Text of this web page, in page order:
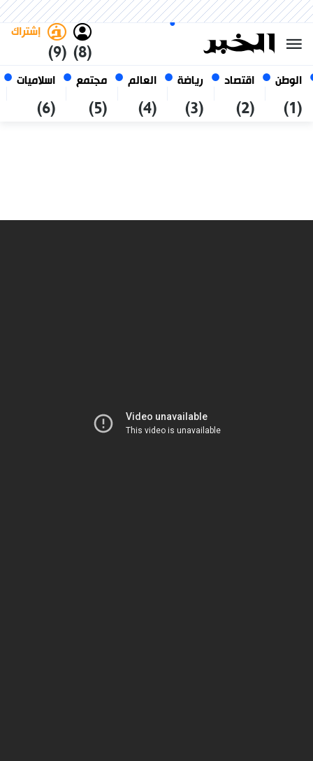
الوطن
(1)
اقتصاد
(2)
رياضة
(3)
العالم
(4)
مجتمع
(5)
اسلاميات
(6)
(8)
إشتراك
(9)
أغسطس 2026
الجزائر